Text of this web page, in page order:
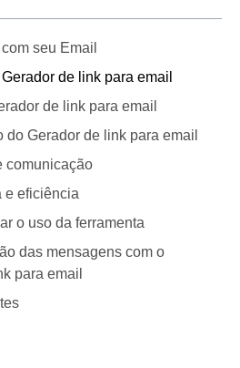
seu Email
de link para email
de link para email
do Gerador de link para email
comunicação
e eficiência
o uso da ferramenta
das mensagens com o
para email